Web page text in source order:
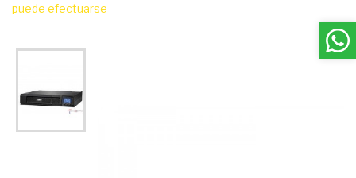
puede efectuarse